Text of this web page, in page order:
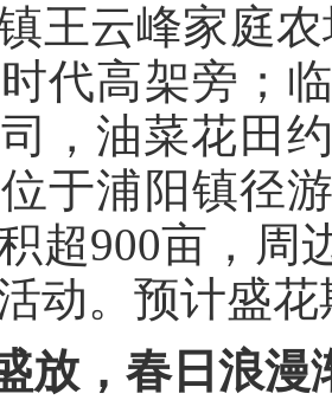
王云峰家庭
代高架旁；
，油菜花田
于浦阳镇径
超900亩，周
动。预计盛
放，春日浪漫